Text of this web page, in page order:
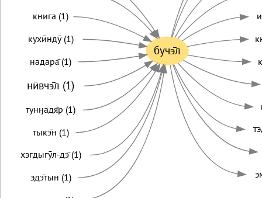
бучэ̄л
книга (1)
кухӣндӯ (1)
надара̄ (1)
нӣвчэ̄л (1)
тунӈадя̄р (1)
тыкэ̄н (1)
хэгдыгӯл-дэ̄ (1)
эдэ̄тын (1)